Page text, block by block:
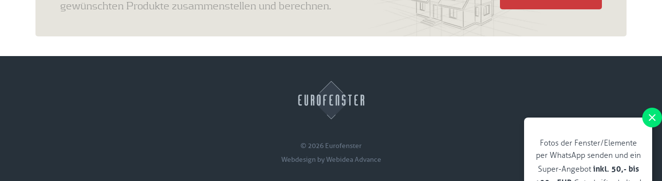
Fotos der Fenster/Elemente
per WhatsApp senden und ein
Super-Angebot inkl. 50,- bis
gewünschten Produkte zusammenstellen und berechnen.
© 2026 Eurofenster
Webdesign byWebidea Advance